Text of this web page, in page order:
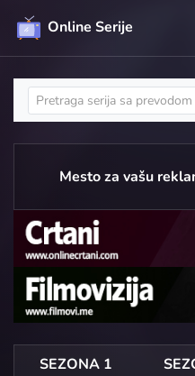
Online Serije
Mesto za vašu
SEZONA 1